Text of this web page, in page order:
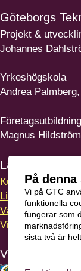
På
Vi på GTC
funktionella
fungerar som
sista två är
Göteborgs
Projekt &
Johannes
Yrkeshögskola
Andrea Palmberg,
Företagsutbildning
Magnus
Länkar
Kursvärdering
LinkedIn
Vägbeskrivning
Visselblåsning
Våra ägare